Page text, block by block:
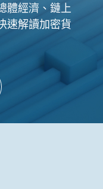
體經濟、鏈上
速解讀加密貨